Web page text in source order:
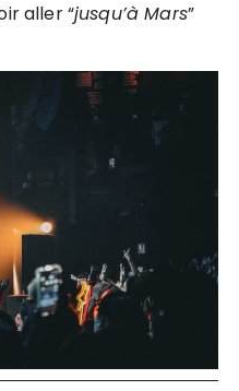
aller “jusqu’à Mars”